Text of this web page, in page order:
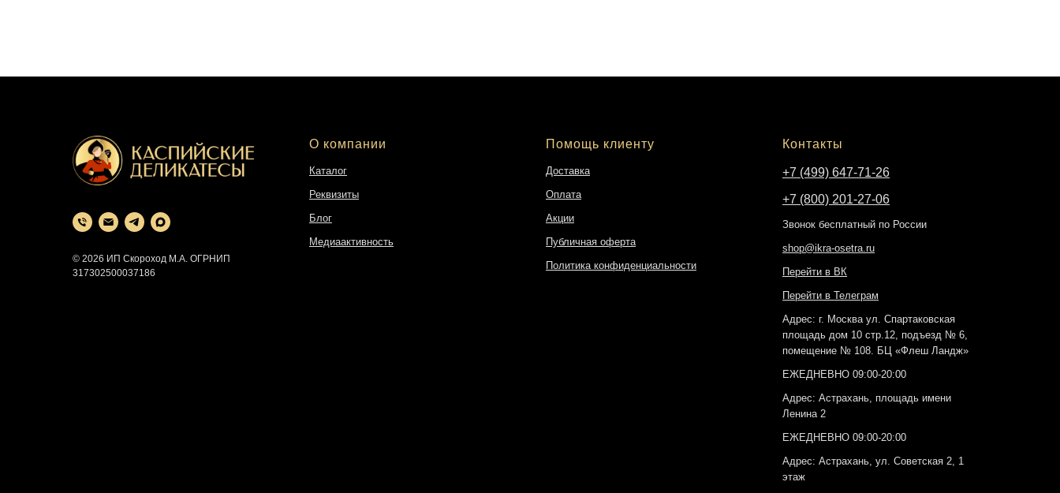
© 2026 ИП Скороход М.А. ОГРНИП
317302500037186
О компании
Каталог
Реквизиты
Блог
Медиаактивность
Помощь клиенту
Доставка
Оплата
Акции
Публичная оферта
Политика конфиденциальности
Контакты
+7 (499) 647-71-26
+7 (800) 201-27-06
Звонок бесплатный по России
shop@ikra-osetra.ru
Перейти в ВК
Перейти в Телеграм
Адрес: г. Москва ул. Спартаковская
площадь дом 10 стр.12, подъезд № 6,
помещение № 108. БЦ «Флеш Ландж»
ЕЖЕДНЕВНО 09:00-20:00
Адрес: Астрахань, площадь имени
Ленина 2
ЕЖЕДНЕВНО 09:00-20:00
Адрес: Астрахань, ул. Советская 2, 1
этаж